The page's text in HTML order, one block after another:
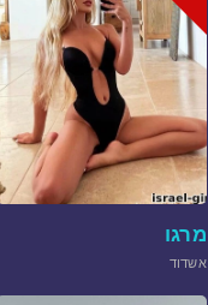
מרגו
אשדוד